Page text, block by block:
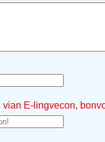
vian E-lingvecon,